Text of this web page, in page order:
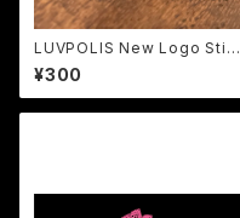
LUVPOLIS New Logo Stick
er
¥300